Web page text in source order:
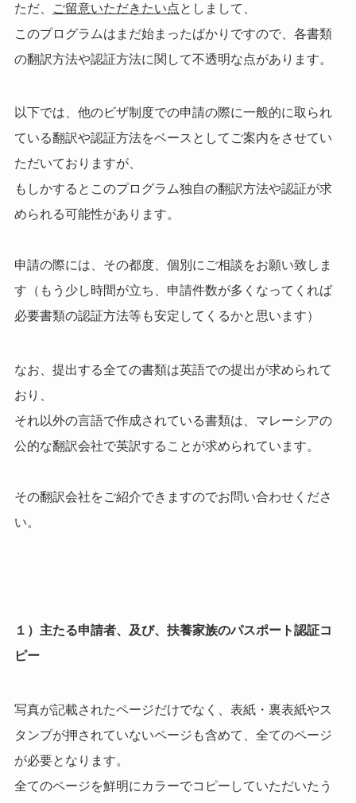
ただ、 ご留意いただきたい点としまして、
このプログラムはまだ始まったばかりですので、各書類
の翻訳方法や認証方法に関して不透明な点があります。
以下では、他のビザ制度での申請の際に一般的に取られ
ている翻訳や認証方法をベースとしてご案内をさせてい
ただいておりますが、
もしかするとこのプログラム独自の翻訳方法や認証が求
められる可能性があります。
申請の際には、その都度、個別にご相談をお願い致しま
す（もう少し時間が立ち、申請件数が多くなってくれば
必要書類の認証方法等も安定してくるかと思います）
なお、提出する全ての書類は英語での提出が求められて
おり、
それ以外の言語で作成されている書類は、マレーシアの
公的な翻訳会社で英訳することが求められています。
その翻訳会社をご紹介できますのでお問い合わせくださ
い。
１）主たる申請者、及び、扶養家族のパスポート認証コ
ピー
写真が記載されたページだけでなく、表紙・裏表紙やス
タンプが押されていないページも含めて、全てのページ
が必要となります。
全てのページを鮮明にカラーでコピーしていただいたう